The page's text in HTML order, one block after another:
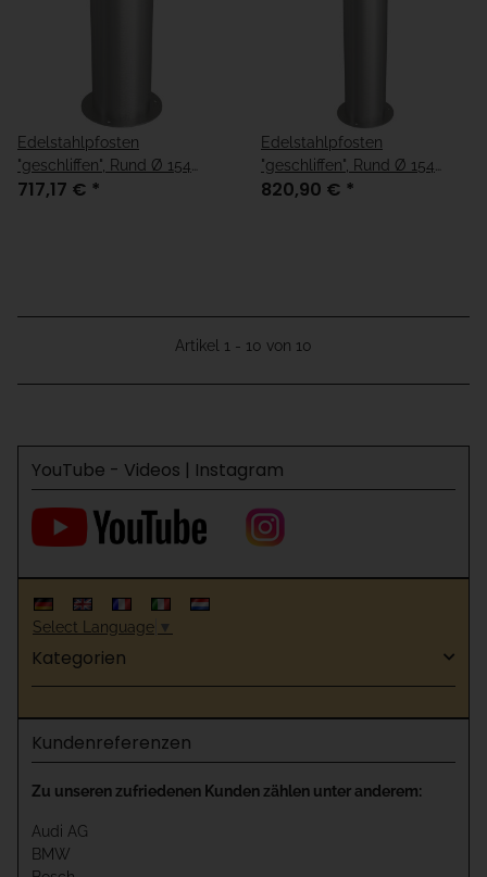
Edelstahlpfosten
"geschliffen", Rund Ø 154
mm, Länge 600 mm
717,17 € *
Edelstahlpfosten
"geschliffen", Rund Ø 154
mm, Länge 900 mm
820,90 € *
Artikel 1 - 10 von 10
YouTube - Videos | Instagram
Select Language ▼
Kategorien
Kundenreferenzen
Zu unseren zufriedenen Kunden zählen unter anderem:
Audi AG
BMW